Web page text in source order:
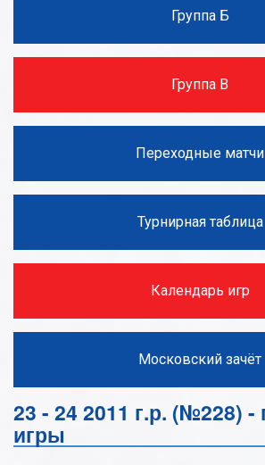
Группа Б
Группа В
Переходные матчи
Турнирная таблица
Календарь игр
Московский зачёт
23 - 24 2011 г.р. (№228) -
игры